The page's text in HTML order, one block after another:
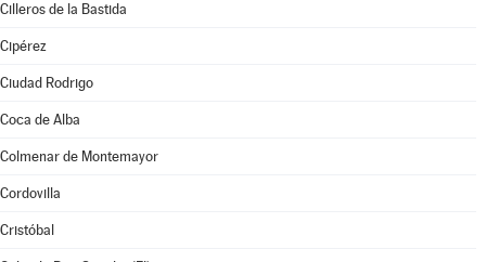
Cilleros de la Bastida
Cipérez
Ciudad Rodrigo
Coca de Alba
Colmenar de Montemayor
Cordovilla
Cristóbal